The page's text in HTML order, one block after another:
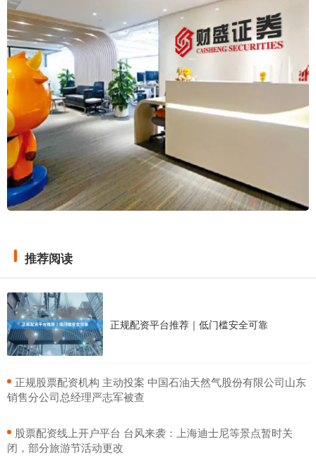
推荐阅读
正规配资平台推荐｜低门槛安全可靠
​正规股票配资机构 主动投案 中国石油天然气股份有限公司山东
销售分公司总经理严志军被查
​股票配资线上开户平台 台风来袭：上海迪士尼等景点暂时关
闭，部分旅游节活动更改